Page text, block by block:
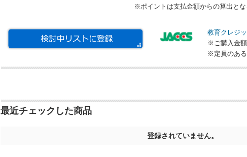
※ポイントは支払金額からの算出とな
教育クレジ
※ご購入金額
※定員のある
最近チェックした商品
登録されていません。